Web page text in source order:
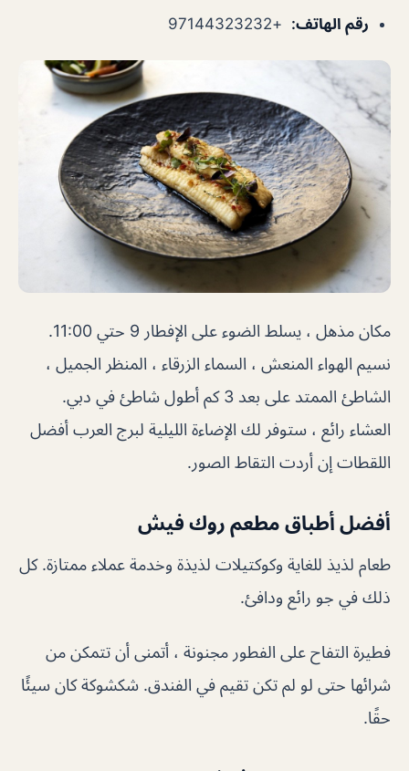
رقم الهاتف:
+97144323232
مكان مذهل ، يسلط الضوء على الإفطار 9 حتي 11:00.
نسيم الهواء المنعش ، السماء الزرقاء ، المنظر الجميل ،
الشاطئ الممتد على بعد 3 كم أطول شاطئ في دبي.
العشاء رائع ، ستوفر لك الإضاءة الليلية لبرج العرب أفضل
اللقطات إن أردت التقاط الصور.
أفضل أطباق مطعم روك فيش
طعام لذيذ للغاية وكوكتيلات لذيذة وخدمة عملاء ممتازة. كل
ذلك في جو رائع ودافئ.
فطيرة التفاح على الفطور مجنونة ، أتمنى أن تتمكن من
شرائها حتى لو لم تكن تقيم في الفندق. شكشوكة كان سيئًا
حقًا.